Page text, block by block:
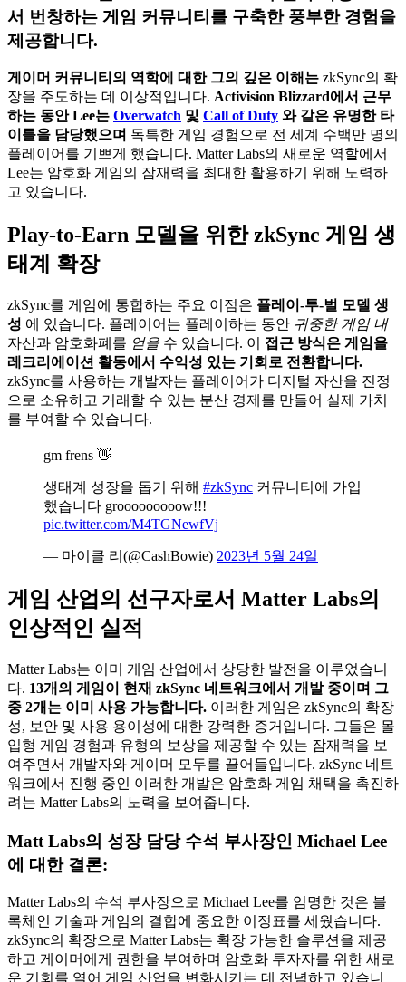
서 번창하는 게임 커뮤니티를 구축한 풍부한 경험을
제공합니다.
게이머 커뮤니티의 역학에 대한 그의 깊은 이해는 zkSync의 확
장을 주도하는 데 이상적입니다. Activision Blizzard에서 근무
하는 동안 Lee는 Overwatch 및 Call of Duty 와 같은 유명한 타
이틀을 담당했으며 독특한 게임 경험으로 전 세계 수백만 명의
플레이어를 기쁘게 했습니다. Matter Labs의 새로운 역할에서
Lee는 암호화 게임의 잠재력을 최대한 활용하기 위해 노력하
고 있습니다.
Play-to-Earn 모델을 위한 zkSync 게임 생
태계 확장
zkSync를 게임에 통합하는 주요 이점은 플레이-투-벌 모델 생
성 에 있습니다. 플레이어는 플레이하는 동안 귀중한 게임 내
자산과 암호화폐를 얻을 수 있습니다. 이 접근 방식은 게임을
레크리에이션 활동에서 수익성 있는 기회로 전환합니다.
zkSync를 사용하는 개발자는 플레이어가 디지털 자산을 진정
으로 소유하고 거래할 수 있는 분산 경제를 만들어 실제 가치
를 부여할 수 있습니다.
gm frens 👋
생태계 성장을 돕기 위해 #zkSync 커뮤니티에 가입
했습니다 grooooooooow!!!
pic.twitter.com/M4TGNewfVj
— 마이클 리(@CashBowie) 2023년 5월 24일
게임 산업의 선구자로서 Matter Labs의
인상적인 실적
Matter Labs는 이미 게임 산업에서 상당한 발전을 이루었습니
다. 13개의 게임이 현재 zkSync 네트워크에서 개발 중이며 그
중 2개는 이미 사용 가능합니다. 이러한 게임은 zkSync의 확장
성, 보안 및 사용 용이성에 대한 강력한 증거입니다. 그들은 몰
입형 게임 경험과 유형의 보상을 제공할 수 있는 잠재력을 보
여주면서 개발자와 게이머 모두를 끌어들입니다. zkSync 네트
워크에서 진행 중인 이러한 개발은 암호화 게임 채택을 촉진하
려는 Matter Labs의 노력을 보여줍니다.
Matt Labs의 성장 담당 수석 부사장인 Michael Lee
에 대한 결론:
Matter Labs의 수석 부사장으로 Michael Lee를 임명한 것은 블
록체인 기술과 게임의 결합에 중요한 이정표를 세웠습니다.
zkSync의 확장으로 Matter Labs는 확장 가능한 솔루션을 제공
하고 게이머에게 권한을 부여하며 암호화 투자자를 위한 새로
운 기회를 열어 게임 산업을 변화시키는 데 전념하고 있습니